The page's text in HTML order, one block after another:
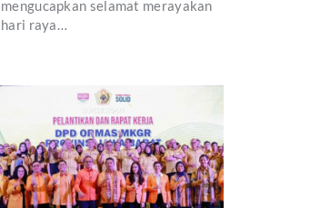
mengucapkan selamat merayakan
hari raya…